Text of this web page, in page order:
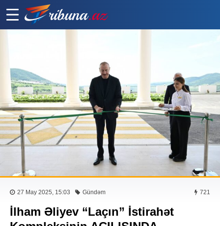
27 May 2025, 15:03 Gündəm 721
İlham Əliyev “Laçın” İstirahət